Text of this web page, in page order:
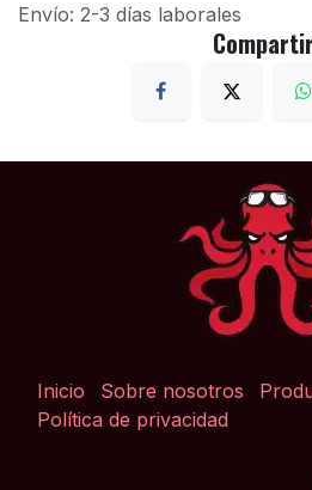
Envío: 2-3 días laborales
Compartir
Inicio Sobre nosotros
Política de privacidad